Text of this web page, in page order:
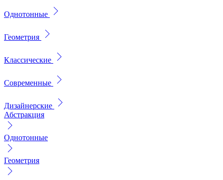
Однотонные
Геометрия
Классические
Современные
Дизайнерские
Абстракция
Однотонные
Геометрия